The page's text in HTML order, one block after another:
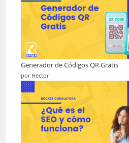
Generador de Códigos QR Gratis
por Hector